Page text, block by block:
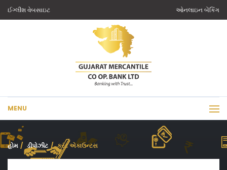
ઈગ્લીશ વેબસાઇટ ઓનલાઇન બેંકિંગ
MENU
હોમ ડીપોઝીટ કરંટ એકાઉન્ટસ